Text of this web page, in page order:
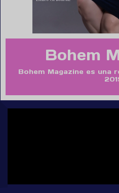
Bohem
Bohem Magazine es una
2019